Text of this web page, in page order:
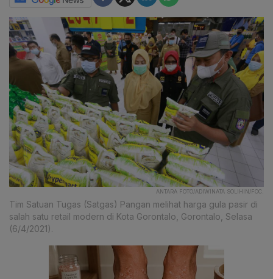
ANTARA FOTO/ADIWINATA SOLIHIN/FOC.
Tim Satuan Tugas (Satgas) Pangan melihat harga gula pasir di
salah satu retail modern di Kota Gorontalo, Gorontalo, Selasa
(6/4/2021).